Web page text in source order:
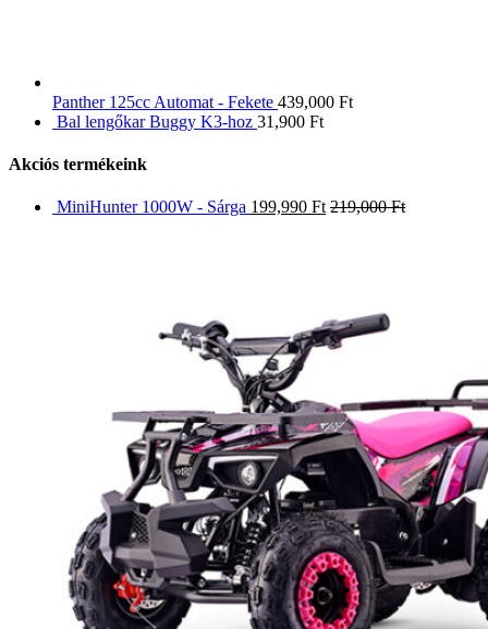
Panther 125cc Automat - Fekete 439,000 Ft
Bal lengőkar Buggy K3-hoz 31,900 Ft
Akciós termékeink
MiniHunter 1000W - Sárga 199,990 Ft 219,000Ft